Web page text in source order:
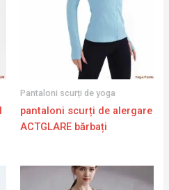
Pantaloni scurți de yoga
pantaloni scurți de alergare
ACTGLARE bărbați